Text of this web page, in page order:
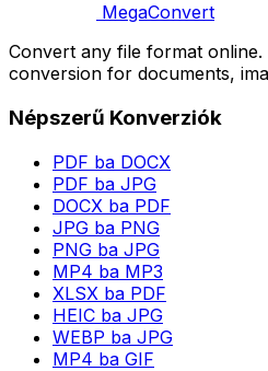
MegaConvert
Convert any file format
conversion for documents,
Népszerű Konverziók
PDF ba DOCX
PDF ba JPG
DOCX ba PDF
JPG ba PNG
PNG ba JPG
MP4 ba MP3
XLSX ba PDF
HEIC ba JPG
WEBP ba JPG
MP4 ba GIF